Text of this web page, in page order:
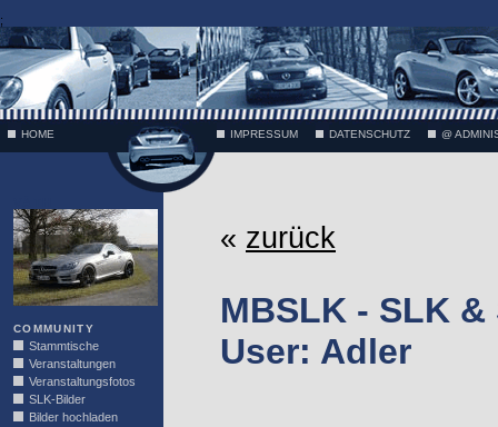
;
HOME IMPRESSUM DATENSCHUTZ @
COMMUNITY
Stammtische
Veranstaltungen
Veranstaltungsfotos
SLK-Bilder
Bilder hochladen
« zurück
MBSLK - SLK
User: Adler